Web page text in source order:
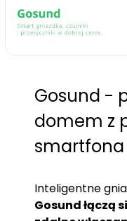
Gosund -
domem z
smartfona
Inteligentne
Gosund łączą